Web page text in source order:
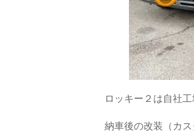
ロッキー２は自社
納車後の改装（カス